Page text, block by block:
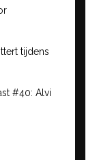
tijdens
#40: Alvi